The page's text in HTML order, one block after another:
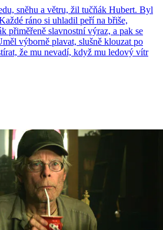
sněhu a větru, žil tučňák Hubert. Byl
ráno si uhladil peří na břiše,
přiměřeně slavnostní výraz, a pak se
výborně plavat, slušně klouzat po
že mu nevadí, když mu ledový vítr